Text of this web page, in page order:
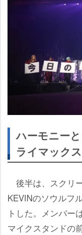
ハーモニー
ライマックス
後半は、スクリ
KEVINのソウルフ
トした。メンバー
マイクスタンドの